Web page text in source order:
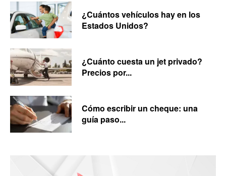
¿Cuántos vehículos hay en los
Estados Unidos?
¿Cuánto cuesta un jet privado?
Precios por...
Cómo escribir un cheque: una
guía paso...